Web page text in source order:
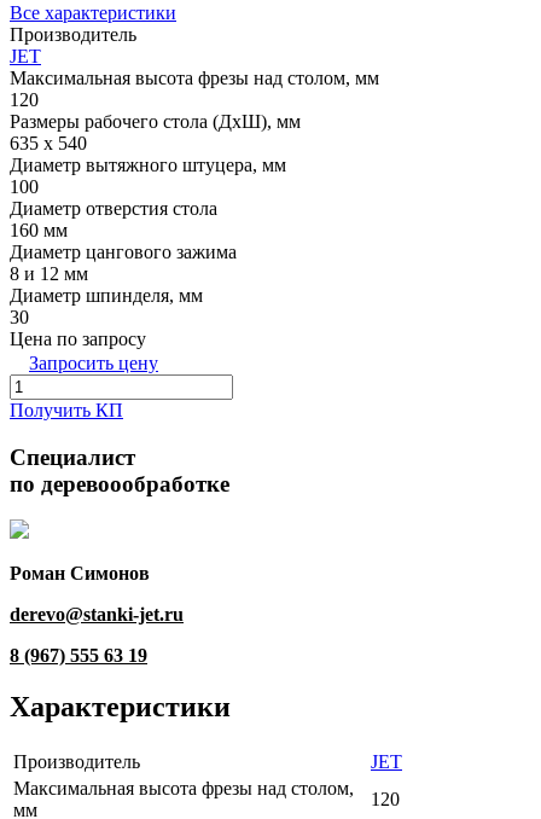
Все характеристики
Производитель
JET
Максимальная высота фрезы над столом, мм
120
Размеры рабочего стола (ДхШ), мм
635 х 540
Диаметр вытяжного штуцера, мм
100
Диаметр отверстия стола
160 мм
Диаметр цангового зажима
8 и 12 мм
Диаметр шпинделя, мм
30
Цена по запросу
Запросить цену
Получить КП
Специалист
по деревоообработке
Роман Симонов
derevo@stanki-jet.ru
8 (967) 555 63 19
Характеристики
Производитель
JET
Максимальная высота фрезы над столом,
мм
120